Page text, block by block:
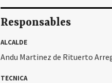
Responsables
ALCALDE
Andu Martinez de Rituerto
TECNICA